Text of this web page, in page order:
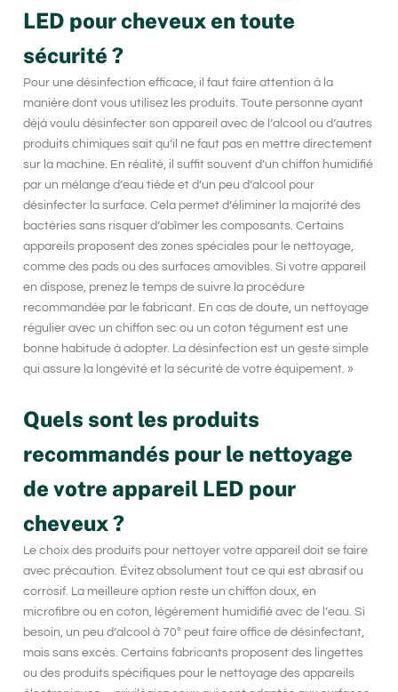
LED pour cheveux en toute
sécurité ?
Pour une désinfection efficace, il faut faire attention à la
manière dont vous utilisez les produits. Toute personne ayant
déjà voulu désinfecter son appareil avec de l’alcool ou d’autres
produits chimiques sait qu’il ne faut pas en mettre directement
sur la machine. En réalité, il suffit souvent d’un chiffon humidifié
par un mélange d’eau tiède et d’un peu d’alcool pour
désinfecter la surface. Cela permet d’éliminer la majorité des
bactéries sans risquer d’abîmer les composants. Certains
appareils proposent des zones spéciales pour le nettoyage,
comme des pads ou des surfaces amovibles. Si votre appareil
en dispose, prenez le temps de suivre la procédure
recommandée par le fabricant. En cas de doute, un nettoyage
régulier avec un chiffon sec ou un coton tégument est une
bonne habitude à adopter. La désinfection est un geste simple
qui assure la longévité et la sécurité de votre équipement. »
Quels sont les produits
recommandés pour le nettoyage
de votre appareil LED pour
cheveux ?
Le choix des produits pour nettoyer votre appareil doit se faire
avec précaution. Évitez absolument tout ce qui est abrasif ou
corrosif. La meilleure option reste un chiffon doux, en
microfibre ou en coton, légèrement humidifié avec de l’eau. Si
besoin, un peu d’alcool à 70° peut faire office de désinfectant,
mais sans excès. Certains fabricants proposent des lingettes
ou des produits spécifiques pour le nettoyage des appareils